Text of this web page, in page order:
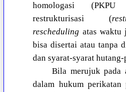
homologasi (PKPU
restrukturisasi (
rescheduling atas waktu
bisa disertai atau tanpa
dan syarat-syarat
Bila merujuk pada
dalam hukum perikatan